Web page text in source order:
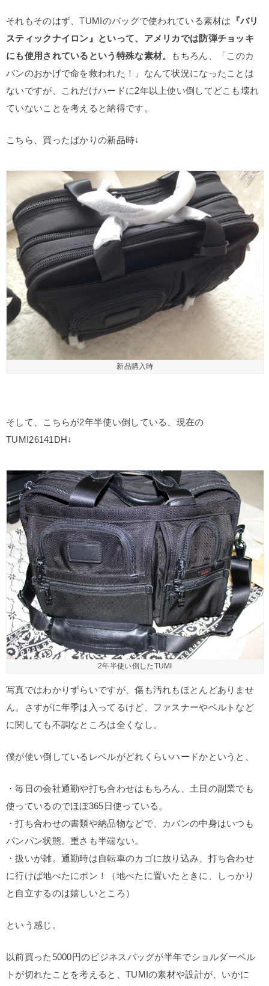
それもそのはず、TUMIのバッグで使われている素材は
『バリ
スティックナイロン』といって、アメリカでは防弾チョッキ
にも使用されているという特殊な素材。
もちろん、「このカ
バンのおかげで命を救われた！」なんて状況になったことは
ないですが、これだけハードに2年以上使い倒してどこも壊れ
ていないことを考えると納得です。
こちら、買ったばかりの新品時↓
新品購入時
そして、こちらが2年半使い倒している、現在の
TUMI26141DH↓
2年半使い倒したTUMI
写真ではわかりずらいですが、傷も汚れもほとんどありませ
ん。さすがに年季は入ってるけど、ファスナーやベルトなど
に関しても不調なところは全くなし。
僕が使い倒しているレベルがどれくらいハードかというと、
・毎日の会社通勤や打ち合わせはもちろん、土日の副業でも
使っているのでほぼ365日使っている。
・打ち合わせの書類や納品物などで、カバンの中身はいつも
パンパン状態。重さも半端ない。
・扱いが雑。通勤時は自転車のカゴに放り込み、打ち合わせ
に行けば地べたにポン！（地べたに置いたときに、しっかり
と自立するのは嬉しいところ）
という感じ。
以前買った5000円のビジネスバッグが半年でショルダーベル
トが切れたことを考えると、TUMIの素材や設計が、いかに